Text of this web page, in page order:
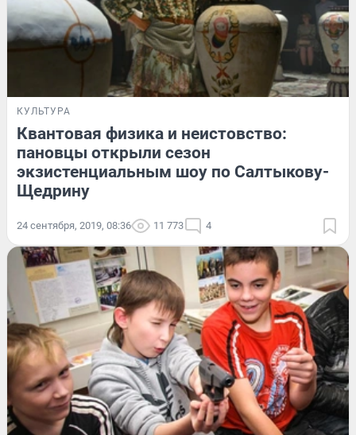
КУЛЬТУРА
Квантовая физика и неистовство:
пановцы открыли сезон
экзистенциальным шоу по Салтыкову-
Щедрину
24 сентября, 2019, 08:36 11 773 4